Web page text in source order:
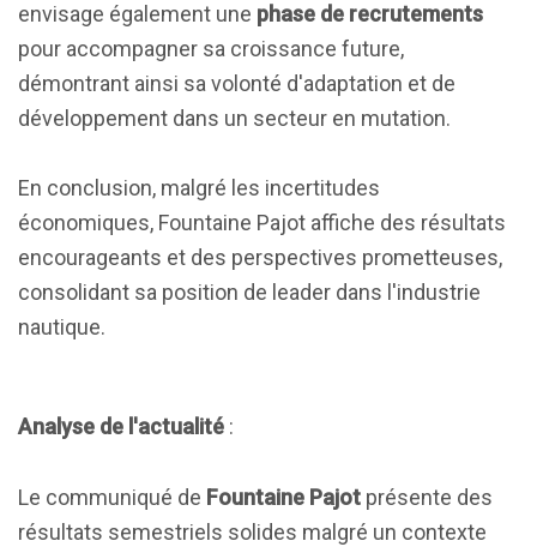
envisage également une phase de recrutements
pour accompagner sa croissance future,
démontrant ainsi sa volonté d'adaptation et de
développement dans un secteur en mutation.
En conclusion, malgré les incertitudes
économiques, Fountaine Pajot affiche des résultats
encourageants et des perspectives prometteuses,
consolidant sa position de leader dans l'industrie
nautique.
Analyse de l'actualité :
Le communiqué de Fountaine Pajot présente des
résultats semestriels solides malgré un contexte